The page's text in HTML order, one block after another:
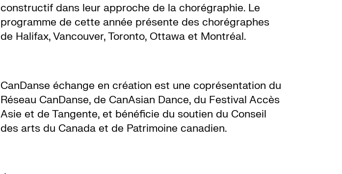
constructif dans leur approche de la chorégraphie. Le
programme de cette année présente des chorégraphes
de Halifax, Vancouver, Toronto, Ottawa et Montréal.
CanDanse échange en création est une coprésentation du
Réseau CanDanse, de CanAsian Dance, du Festival Accès
Asie et de Tangente, et bénéficie du soutien du Conseil
des arts du Canada et de Patrimoine canadien.